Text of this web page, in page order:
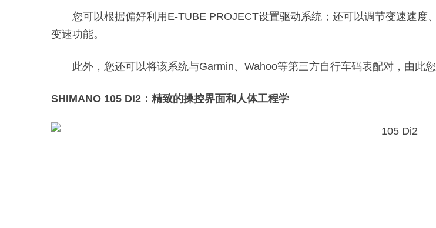
您可以根据偏好利用E-TUBE PROJECT设置驱动系统；还可以调节变速速
变速功能。
此外，您还可以将该系统与Garmin、Wahoo等第三方自行车码表配对，由此
SHIMANO 105 Di2：精致的操控界面和人体工程学